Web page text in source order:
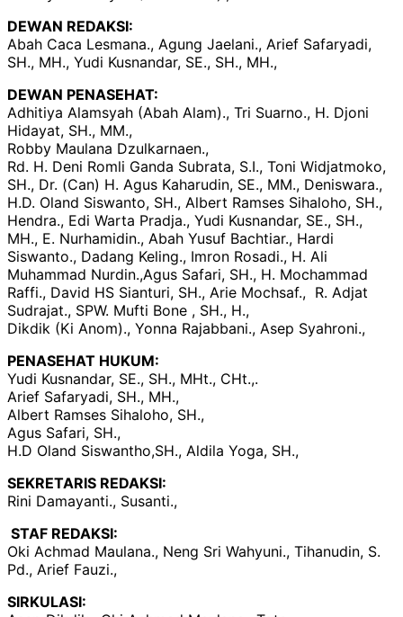
DEWAN REDAKSI:
Abah Caca Lesmana., Agung Jaelani., Arief Safaryadi,
SH., MH., Yudi Kusnandar, SE., SH., MH.,
DEWAN PENASEHAT:
Adhitiya Alamsyah (Abah Alam)., Tri Suarno., H. Djoni
Hidayat, SH., MM.,
Robby Maulana Dzulkarnaen.,
Rd. H. Deni Romli Ganda Subrata, S.I., Toni Widjatmoko,
SH., Dr. (Can) H. Agus Kaharudin, SE., MM., Deniswara.,
H.D. Oland Siswanto, SH., Albert Ramses Sihaloho, SH.,
Hendra., Edi Warta Pradja., Yudi Kusnandar, SE., SH.,
MH., E. Nurhamidin., Abah Yusuf Bachtiar., Hardi
Siswanto., Dadang Keling., Imron Rosadi., H. Ali
Muhammad Nurdin.,Agus Safari, SH., H. Mochammad
Raffi., David HS Sianturi, SH., Arie Mochsaf., R. Adjat
Sudrajat., SPW. Mufti Bone , SH., H.,
Dikdik (Ki Anom)., Yonna Rajabbani., Asep Syahroni.,
PENASEHAT HUKUM:
Yudi Kusnandar, SE., SH., MHt., CHt.,.
Arief Safaryadi, SH., MH.,
Albert Ramses Sihaloho, SH.,
Agus Safari, SH.,
H.D Oland Siswantho,SH., Aldila Yoga, SH.,
SEKRETARIS REDAKSI:
Rini Damayanti., Susanti.,
STAF REDAKSI:
Oki Achmad Maulana., Neng Sri Wahyuni., Tihanudin, S.
Pd., Arief Fauzi.,
SIRKULASI: